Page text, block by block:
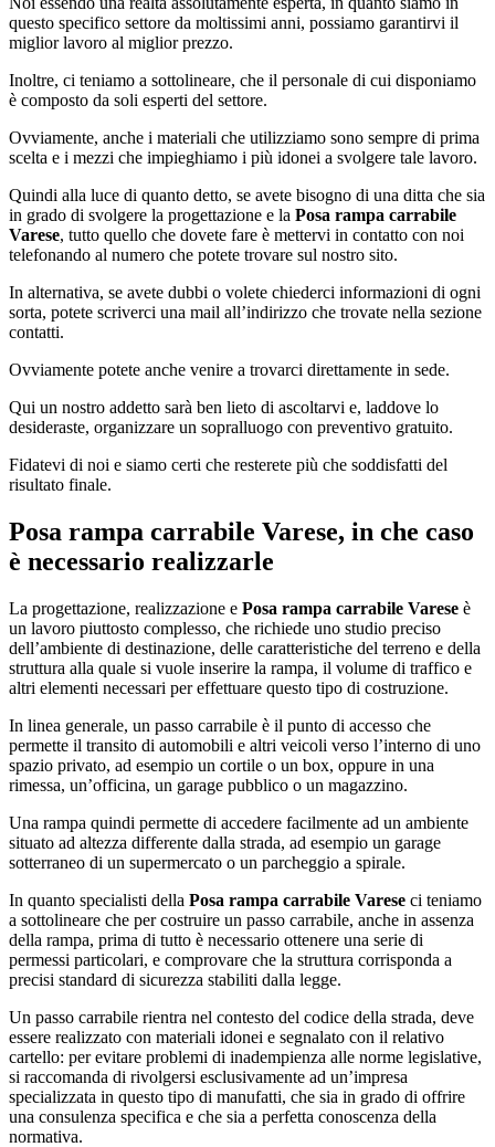
questo specifico settore da moltissimi anni, possiamo garantirvi il
miglior lavoro al miglior prezzo.
Inoltre, ci teniamo a sottolineare, che il personale di cui disponiamo
è composto da soli esperti del settore.
Ovviamente, anche i materiali che utilizziamo sono sempre di prima
scelta e i mezzi che impieghiamo i più idonei a svolgere tale lavoro.
Quindi alla luce di quanto detto, se avete bisogno di una ditta che sia
in grado di svolgere la progettazione e la Posa rampa carrabile
Varese, tutto quello che dovete fare è mettervi in contatto con noi
telefonando al numero che potete trovare sul nostro sito.
In alternativa, se avete dubbi o volete chiederci informazioni di ogni
sorta, potete scriverci una mail all’indirizzo che trovate nella sezione
contatti.
Ovviamente potete anche venire a trovarci direttamente in sede.
Qui un nostro addetto sarà ben lieto di ascoltarvi e, laddove lo
desideraste, organizzare un sopralluogo con preventivo gratuito.
Fidatevi di noi e siamo certi che resterete più che soddisfatti del
risultato finale.
Posa rampa carrabile Varese, in che caso
è necessario realizzarle
La progettazione, realizzazione e Posa rampa carrabile Varese è
un lavoro piuttosto complesso, che richiede uno studio preciso
dell’ambiente di destinazione, delle caratteristiche del terreno e della
struttura alla quale si vuole inserire la rampa, il volume di traffico e
altri elementi necessari per effettuare questo tipo di costruzione.
In linea generale, un passo carrabile è il punto di accesso che
permette il transito di automobili e altri veicoli verso l’interno di uno
spazio privato, ad esempio un cortile o un box, oppure in una
rimessa, un’officina, un garage pubblico o un magazzino.
Una rampa quindi permette di accedere facilmente ad un ambiente
situato ad altezza differente dalla strada, ad esempio un garage
sotterraneo di un supermercato o un parcheggio a spirale.
In quanto specialisti della Posa rampa carrabile Varese ci teniamo
a sottolineare che per costruire un passo carrabile, anche in assenza
della rampa, prima di tutto è necessario ottenere una serie di
permessi particolari, e comprovare che la struttura corrisponda a
precisi standard di sicurezza stabiliti dalla legge.
Un passo carrabile rientra nel contesto del codice della strada, deve
essere realizzato con materiali idonei e segnalato con il relativo
cartello: per evitare problemi di inadempienza alle norme legislative,
si raccomanda di rivolgersi esclusivamente ad un’impresa
specializzata in questo tipo di manufatti, che sia in grado di offrire
una consulenza specifica e che sia a perfetta conoscenza della
normativa.